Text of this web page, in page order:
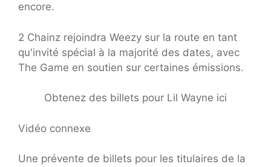
encore.
2 Chainz rejoindra Weezy sur la route en tant
qu'invité spécial à la majorité des dates, avec
The Game en soutien sur certaines émissions.
Obtenez des billets pour Lil Wayne ici
Vidéo connexe
Une prévente de billets pour les titulaires de la